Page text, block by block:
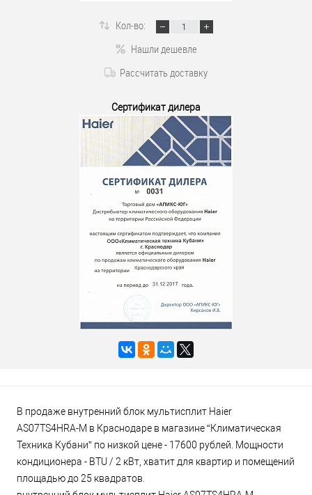
Кол-во:
Нашли дешевле
Рассчитать доставку
Сертификат дилера
В продаже внутренний блок мультисплит Haier
AS07TS4HRA-M в Краснодаре в магазине “Климатическая
Техника Кубани” по низкой цене - 17600 рублей. Мощности
кондиционера - BTU / 2 кВт, хватит для квартир и помещений
площадью до 25 квадратов.